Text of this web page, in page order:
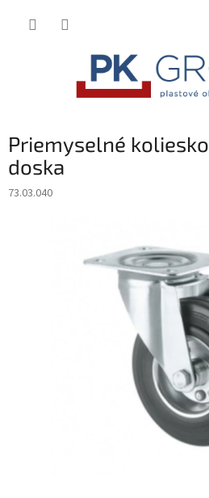
Priemyselné
doska
73.03.040